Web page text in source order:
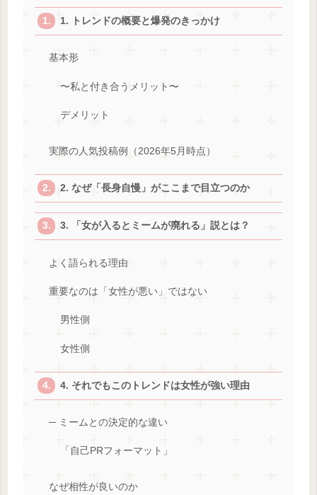
1. トレンドの概要と爆発のきっかけ
基本形
〜私と付き合うメリット〜
デメリット
実際の人気投稿例（2026年5月時点）
2. なぜ「長身自慢」がここまで目立つのか
3. 「女が入るとミームが廃れる」説とは？
よく語られる理由
重要なのは「女性が悪い」ではない
男性側
女性側
4. それでもこのトレンドは女性が強い理由
─ ミームとの決定的な違い
「自己PRフォーマット」
なぜ相性が良いのか